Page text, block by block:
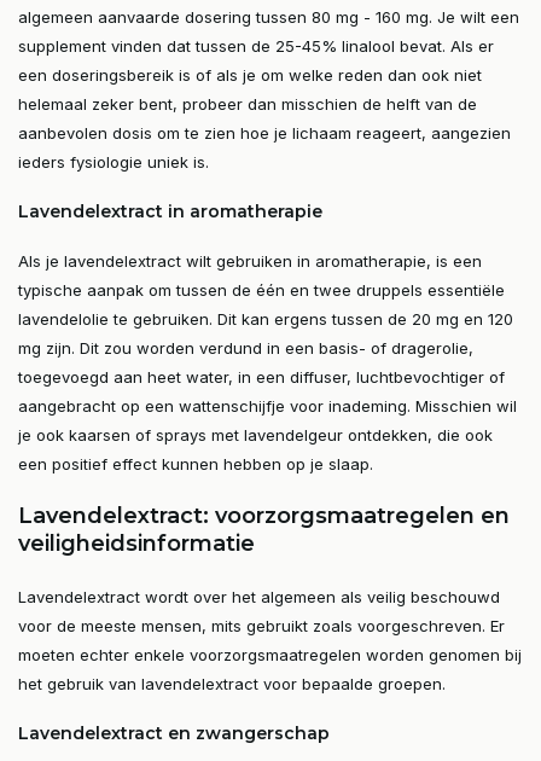
algemeen aanvaarde dosering tussen 80 mg - 160 mg. Je wilt een
supplement vinden dat tussen de 25-45% linalool bevat. Als er
een doseringsbereik is of als je om welke reden dan ook niet
helemaal zeker bent, probeer dan misschien de helft van de
aanbevolen dosis om te zien hoe je lichaam reageert, aangezien
ieders fysiologie uniek is.
Lavendelextract in aromatherapie
Als je lavendelextract wilt gebruiken in aromatherapie, is een
typische aanpak om tussen de één en twee druppels essentiële
lavendelolie te gebruiken. Dit kan ergens tussen de 20 mg en 120
mg zijn. Dit zou worden verdund in een basis- of dragerolie,
toegevoegd aan heet water, in een diffuser, luchtbevochtiger of
aangebracht op een wattenschijfje voor inademing. Misschien wil
je ook kaarsen of sprays met lavendelgeur ontdekken, die ook
een positief effect kunnen hebben op je slaap.
Lavendelextract: voorzorgsmaatregelen en
veiligheidsinformatie
Lavendelextract wordt over het algemeen als veilig beschouwd
voor de meeste mensen, mits gebruikt zoals voorgeschreven. Er
moeten echter enkele voorzorgsmaatregelen worden genomen bij
het gebruik van lavendelextract voor bepaalde groepen.
Lavendelextract en zwangerschap